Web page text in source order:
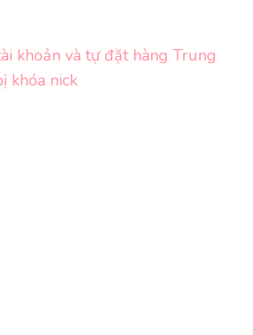
khoản và tự đặt hàng Trung
khóa nick